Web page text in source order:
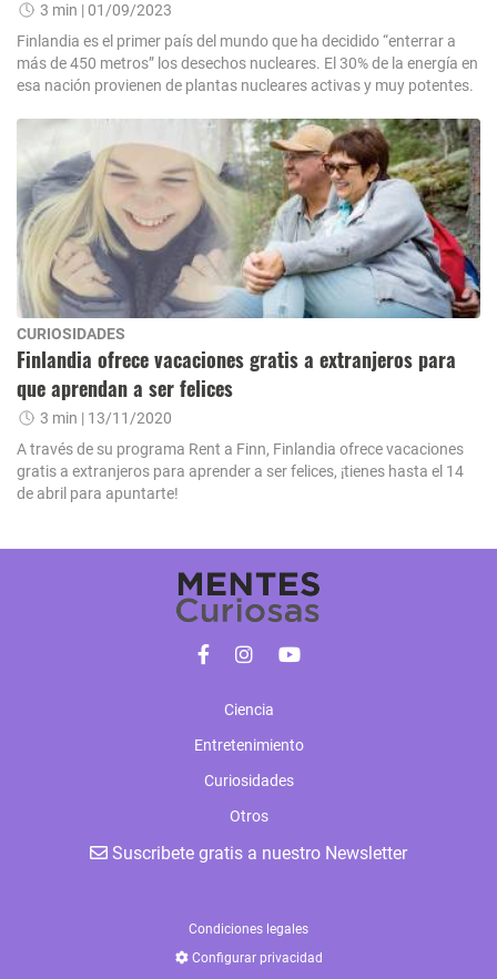
3 min | 01/09/2023
Finlandia es el primer país del mundo que ha decidido “enterrar a
más de 450 metros” los desechos nucleares. El 30% de la energía en
esa nación provienen de plantas nucleares activas y muy potentes.
CURIOSIDADES
Finlandia ofrece vacaciones gratis a extranjeros para
que aprendan a ser felices
3 min | 13/11/2020
A través de su programa Rent a Finn, Finlandia ofrece vacaciones
gratis a extranjeros para aprender a ser felices, ¡tienes hasta el 14
de abril para apuntarte!
Ciencia
Entretenimiento
Curiosidades
Otros
Suscribete gratis a nuestro Newsletter
Condiciones legales
Configurar privacidad